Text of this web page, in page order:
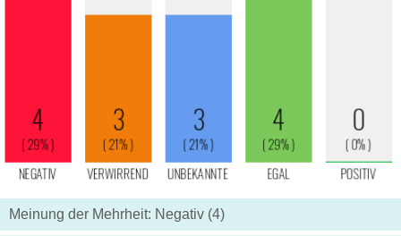
Meinung der Mehrheit: Negativ (4)